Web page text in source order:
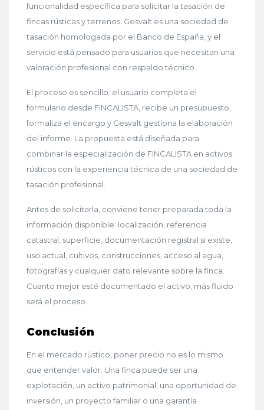
funcionalidad específica para solicitar la tasación de
fincas rústicas y terrenos. Gesvalt es una sociedad de
tasación homologada por el Banco de España, y el
servicio está pensado para usuarios que necesitan una
valoración profesional con respaldo técnico.
El proceso es sencillo: el usuario completa el
formulario desde FINCALISTA, recibe un presupuesto,
formaliza el encargo y Gesvalt gestiona la elaboración
del informe. La propuesta está diseñada para
combinar la especialización de FINCALISTA en activos
rústicos con la experiencia técnica de una sociedad de
tasación profesional.
Antes de solicitarla, conviene tener preparada toda la
información disponible: localización, referencia
catastral, superficie, documentación registral si existe,
uso actual, cultivos, construcciones, acceso al agua,
fotografías y cualquier dato relevante sobre la finca.
Cuanto mejor esté documentado el activo, más fluido
será el proceso.
Conclusión
En el mercado rústico, poner precio no es lo mismo
que entender valor. Una finca puede ser una
explotación, un activo patrimonial, una oportunidad de
inversión, un proyecto familiar o una garantía